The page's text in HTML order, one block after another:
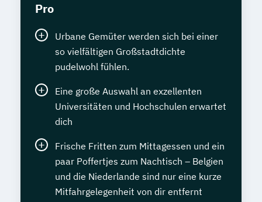
Pro
Urbane Gemüter werden sich bei einer
so vielfältigen Großstadtdichte
pudelwohl fühlen.
Eine große Auswahl an exzellenten
Universitäten und Hochschulen erwartet
dich
Frische Fritten zum Mittagessen und ein
paar Poffertjes zum Nachtisch – Belgien
und die Niederlande sind nur eine kurze
Mitfahrgelegenheit von dir entfernt